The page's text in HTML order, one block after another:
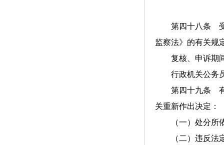
第四十八条 受到
监察法》的有关规
复核、申诉期间
行政机关公务员
第四十九条 有下
关重新作出决定：
（一）处分所依
（二）违反法定